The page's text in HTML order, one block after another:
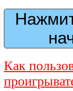
Как